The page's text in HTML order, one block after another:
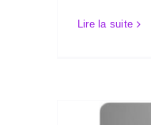
Lire la suite